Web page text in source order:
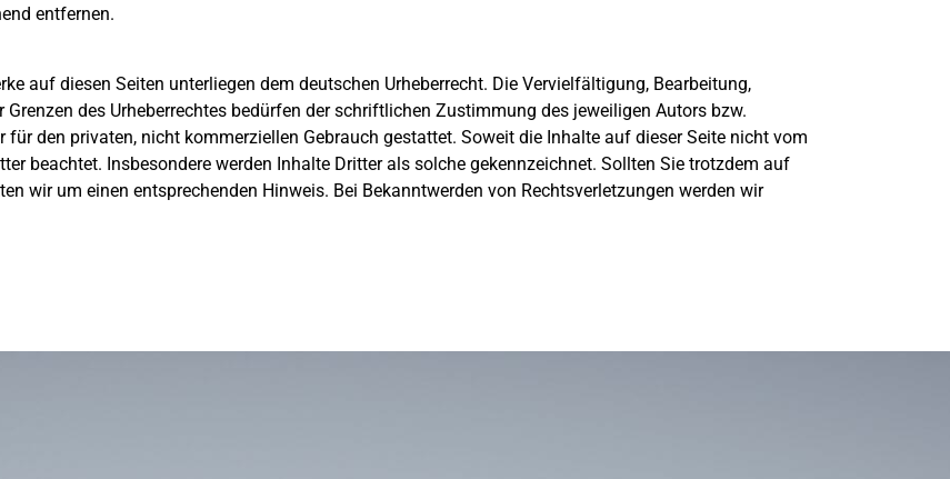
entfernen.
auf diesen Seiten unterliegen dem deutschen Urheberrecht. Die Vervielfältigung, Bearbeitung,
des Urheberrechtes bedürfen der schriftlichen Zustimmung des jeweiligen Autors bzw.
den privaten, nicht kommerziellen Gebrauch gestattet. Soweit die Inhalte auf dieser Seite nicht vom
beachtet. Insbesondere werden Inhalte Dritter als solche gekennzeichnet. Sollten Sie trotzdem auf
wir um einen entsprechenden Hinweis. Bei Bekanntwerden von Rechtsverletzungen werden wir